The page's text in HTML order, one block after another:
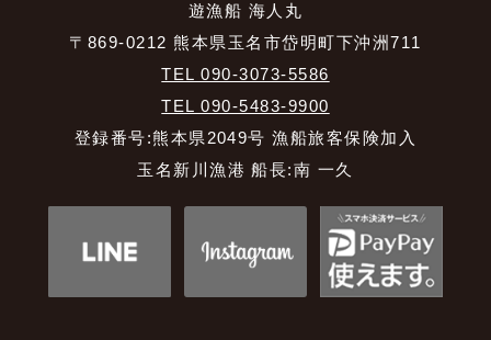
遊漁船 海人丸
〒869-0212 熊本県玉名市岱明町下沖洲711
TEL 090-3073-5586
TEL 090-5483-9900
登録番号:熊本県2049号 漁船旅客保険加入
玉名新川漁港 船長:南 一久